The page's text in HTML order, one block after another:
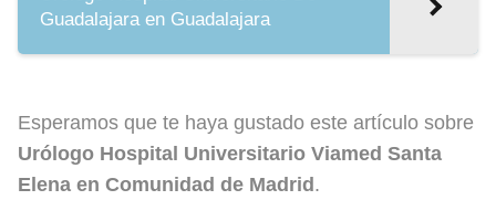
Guadalajara en Guadalajara
Esperamos que te haya gustado este artículo sobre
Urólogo Hospital Universitario Viamed Santa
Elena en Comunidad de Madrid .